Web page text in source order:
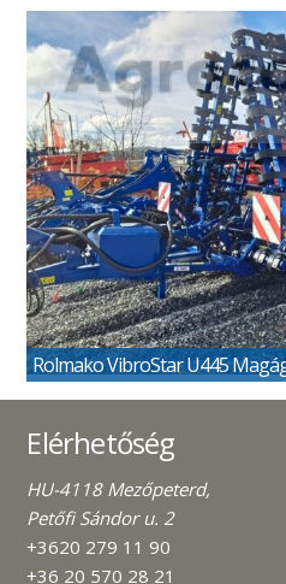
Rolmako VibroStar U445
Elérhetőség
HU-4118 Mezőpeterd,
Petőfi Sándor u. 2
+3620 279 11 90
+36 20 570 28 21